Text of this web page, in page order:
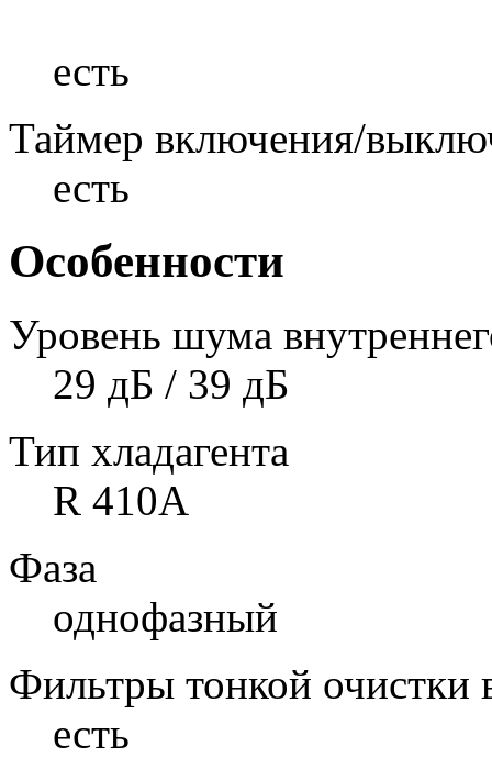
есть
Таймер включения/
есть
Особенности
Уровень шума
29 дБ / 39 дБ
Тип хладагента
R 410A
Фаза
однофазный
Фильтры тонкой очистки
есть